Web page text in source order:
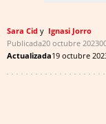
Sara Cid
Ignasi Jorro
Publicada20 octubre 2023
Actualizada19 octubre